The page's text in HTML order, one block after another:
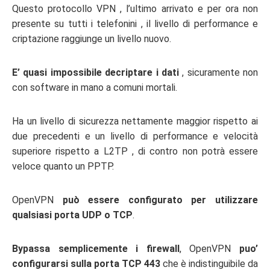
Questo protocollo VPN , l’ultimo arrivato e per ora non
presente su tutti i telefonini , il livello di performance e
criptazione raggiunge un livello nuovo.
E’ quasi impossibile decriptare i dati, sicuramente non
con software in mano a comuni mortali.
Ha un livello di sicurezza nettamente maggior rispetto ai
due precedenti e un livello di performance e velocità
superiore rispetto a L2TP , di contro non potrà essere
veloce quanto un PPTP.
OpenVPN può essere configurato per utilizzare
qualsiasi porta UDP o TCP.
Bypassa semplicemente i firewall, OpenVPN puo’
configurarsi sulla porta TCP 443 che è indistinguibile da